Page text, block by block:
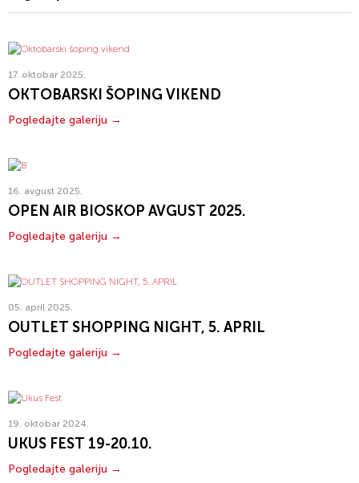
17. oktobar 2025.
OKTOBARSKI ŠOPING VIKEND
Pogledajte galeriju →
16. avgust 2025.
OPEN AIR BIOSKOP AVGUST 2025.
Pogledajte galeriju →
05. april 2025.
OUTLET SHOPPING NIGHT, 5. APRIL
Pogledajte galeriju →
19. oktobar 2024.
UKUS FEST 19-20.10.
Pogledajte galeriju →